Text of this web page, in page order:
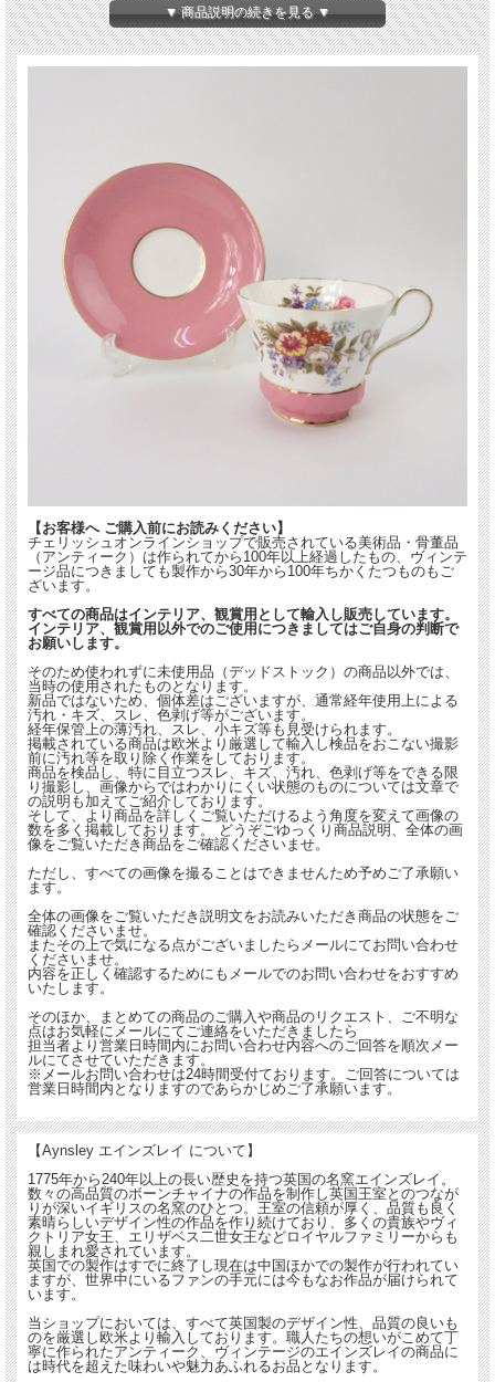
ピンクをベースにしたバラをはじめ多種類の花がモチーフになったエインズレイの
ティーカップ＆ソーサー。口元が18角形、下のピンク色のところは全周に6角形の
ハニカム形状の特徴ある作品です。エンズレイの中でもかわいらしい雰囲気ですの
で女性におすすめです。 コレクションやインテリアにいかがでしょうか。
高さ：約2.1cm
【状態】
ヒビ、欠けなどもなく100年近くたつヴィンテージ品としては美品です。カップに
わずかな金彩のスレ、色の付着、トレイにわずかなキズがありますが飾っていただ
くには問題はなくヴィンテージ品としては良いお品となります。
経年使用上、保管上の小キズ、薄汚れ、スレ等は新品（デッドストック品）をのぞ
さな穴、色の付着等がある場合がございますのでこちらも古いものをご理解いただ
きご了承のほどお願いします。
エインズレイの初期のものは手描きされていますがその後、転写紙と手描きを用い
た数多くの作品がございます。
この作品は後者のものとなります。
日常生活を心豊かにしていくれる上質で素晴らしいデザインの作品をこの機会にコ
レクションにいかがでしょうか。
■当店では、多数あるエインズレイの商品の中から特にデザイン性や質の高いもの
を厳選し取り揃えております。
ております。
コレクションとして飾ってお楽しみください。
【刻印（バックスタンプ）】
▼ 商品説明の続きを見る ▼
【お客様へ ご購入前にお読みください】
チェリッシュオンラインショップで販売されている美術品・骨董品
（アンティーク）は作られてから100年以上経過したもの、ヴィンテ
ージ品につきましても製作から30年から100年ちかくたつものもご
ざいます。
すべての商品はインテリア、観賞用として輸入し販売しています。
インテリア、観賞用以外でのご使用につきましてはご自身の判断で
お願いします。
そのため使われずに未使用品（デッドストック）の商品以外では、
当時の使用されたものとなります。
新品ではないため、個体差はございますが、通常経年使用上による
汚れ・キズ、スレ、色剥げ等がございます。
経年保管上の薄汚れ、スレ、小キズ等も見受けられます。
掲載されている商品は欧米より厳選して輸入し検品をおこない撮影
前に汚れ等を取り除く作業をしております。
商品を検品し、特に目立つスレ、キズ、汚れ、色剥げ等をできる限
り撮影し、画像からではわかりにくい状態のものについては文章で
の説明も加えてご紹介しております。
そして、より商品を詳しくご覧いただけるよう角度を変えて画像の
数を多く掲載しております。 どうぞごゆっくり商品説明、全体の画
像をご覧いただき商品をご確認くださいませ。
ただし、すべての画像を撮ることはできませんため予めご了承願い
ます。
全体の画像をご覧いただき説明文をお読みいただき商品の状態をご
確認くださいませ。
またその上で気になる点がございましたらメールにてお問い合わせ
くださいませ。
内容を正しく確認するためにもメールでのお問い合わせをおすすめ
いたします。
そのほか、まとめての商品のご購入や商品のリクエスト、ご不明な
点はお気軽にメールにてご連絡をいただきましたら
担当者より営業日時間内にお問い合わせ内容へのご回答を順次メー
ルにてさせていただきます。
※メールお問い合わせは24時間受付ております。ご回答については
営業日時間内となりますのであらかじめご了承願います。
【Aynsley エインズレイ について】
1775年から240年以上の長い歴史を持つ英国の名窯エインズレイ。
数々の高品質のボーンチャイナの作品を制作し英国王室とのつなが
りが深いイギリスの名窯のひとつ。王室の信頼が厚く、品質も良く
素晴らしいデザイン性の作品を作り続けており、多くの貴族やヴィ
クトリア女王、エリザベス二世女王などロイヤルファミリーからも
親しまれ愛されています。
英国での製作はすでに終了し現在は中国ほかでの製作が行われてい
ますが、世界中にいるファンの手元には今もなお作品が届けられて
います。
当ショップにおいては、すべて英国製のデザイン性、品質の良いも
のを厳選し欧米より輸入しております。職人たちの想いがこめて丁
寧に作られたアンティーク、ヴィンテージのエインズレイの商品に
は時代を超えた味わいや魅力あふれるお品となります。